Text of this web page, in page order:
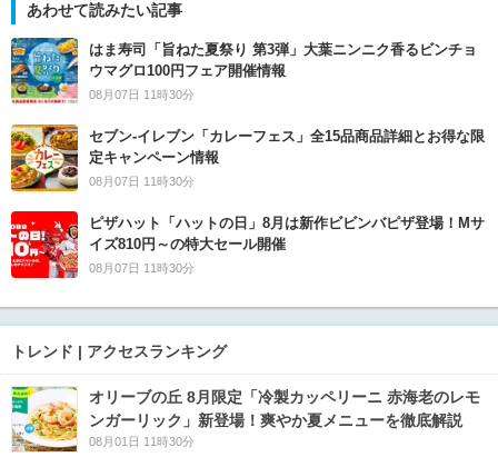
あわせて読みたい記事
はま寿司「旨ねた夏祭り 第3弾」大葉ニンニク香るビンチョ
ウマグロ100円フェア開催情報
08月07日 11時30分
セブン‐イレブン「カレーフェス」全15品商品詳細とお得な限
定キャンペーン情報
08月07日 11時30分
ピザハット「ハットの日」8月は新作ビビンバピザ登場！Mサ
イズ810円～の特大セール開催
08月07日 11時30分
トレンド | アクセスランキング
オリーブの丘 8月限定「冷製カッペリーニ 赤海老のレモ
ンガーリック」新登場！爽やか夏メニューを徹底解説
08月01日 11時30分